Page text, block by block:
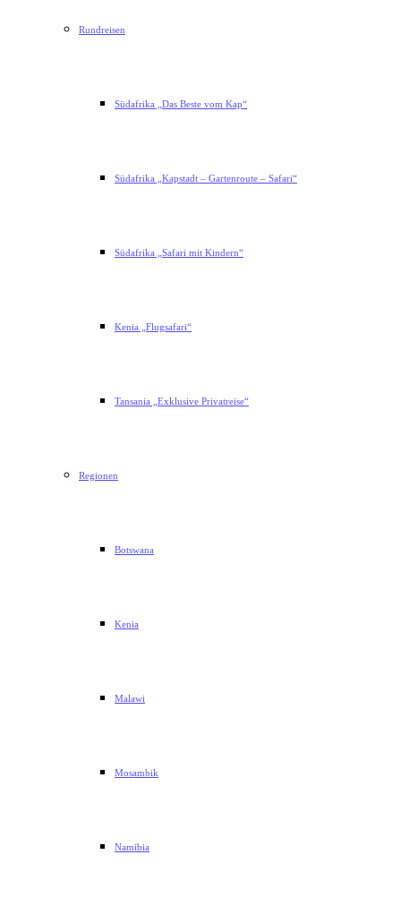
Rundreisen
Südafrika „Das Beste vom Kap“
Südafrika „Kapstadt – Gartenroute – Safari“
Südafrika „Safari mit Kindern“
Kenia „Flugsafari“
Tansania „Exklusive Privatreise“
Regionen
Botswana
Kenia
Malawi
Mosambik
Namibia